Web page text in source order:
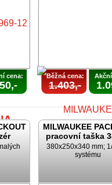
cena: Běžná cena:
1.403,-
MILWAUKEE
pracovní taška
380x250x340 mm;
systému